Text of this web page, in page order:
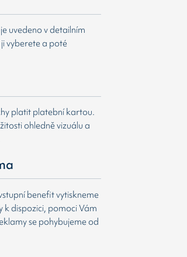
uvedeno v detailním
vyberete a poté
platit platební kartou.
ohledně vizuálu a
benefit vytiskneme
k dispozici, pomoci Vám
se pohybujeme od